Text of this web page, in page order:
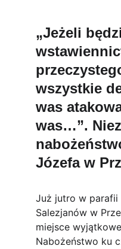
„Jeżeli
wszystkie
was
was…”.
Józefa w
Już jutro w parafii
Salezjanów w
miejsce
Nabożeństwo ku